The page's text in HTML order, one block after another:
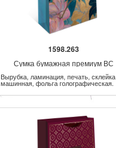
1598.263
Сумка бумажная премиум ВС
Вырубка, ламинация, печать, склейка
машинная, фольга голографическая.